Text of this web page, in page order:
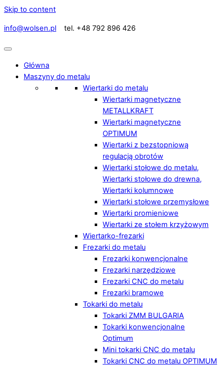
Skip to content
info@wolsen.pl tel. +48 792 896 426
Główna
Maszyny do metalu
Wiertarki do metalu
Wiertarki magnetyczne
METALLKRAFT
Wiertarki magnetyczne
OPTIMUM
Wiertarki z bezstopniową
regulacją obrotów
Wiertarki stołowe do metalu,
Wiertarki stołowe do drewna,
Wiertarki kolumnowe
Wiertarki stołowe przemysłowe
Wiertarki promieniowe
Wiertarki ze stołem krzyżowym
Wiertarko-frezarki
Frezarki do metalu
Frezarki konwencjonalne
Frezarki narzędziowe
Frezarki CNC do metalu
Frezarki bramowe
Tokarki do metalu
Tokarki ZMM BULGARIA
Tokarki konwencjonalne
Optimum
Mini tokarki CNC do metalu
Tokarki CNC do metalu OPTIMUM